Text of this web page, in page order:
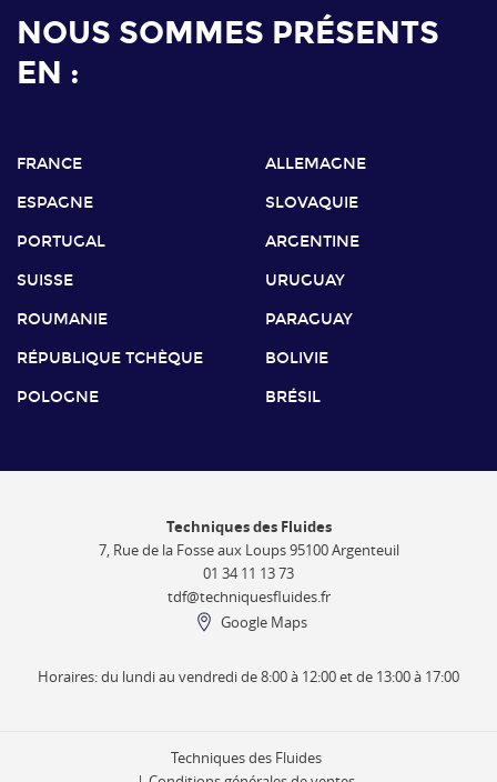
NOUS SOMMES PRÉSENTS
EN :
FRANCE
ESPAGNE
PORTUGAL
SUISSE
ROUMANIE
RÉPUBLIQUE TCHÈQUE
POLOGNE
ALLEMAGNE
SLOVAQUIE
ARGENTINE
URUGUAY
PARAGUAY
BOLIVIE
BRÉSIL
Techniques des Fluides
7, Rue de la Fosse aux Loups 95100 Argenteuil
01 34 11 13 73
tdf@techniquesfluides.fr
Google Maps
Horaires: du lundi au vendredi de 8:00 à 12:00 et de 13:00 à 17:00
Techniques des Fluides